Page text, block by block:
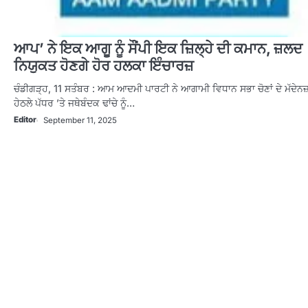
ਆਪ’ ਨੇ ਇਕ ਆਗੂ ਨੂੰ ਸੌਂਪੀ ਇਕ ਜ਼ਿਲ੍ਹੇ ਦੀ ਕਮਾਨ, ਜ਼ਲਦ
ਨਿਯੁਕਤ ਹੋਣਗੇ ਹੋਰ ਹਲਕਾ ਇੰਚਾਰਜ਼
ਚੰਡੀਗੜ੍ਹ, 11 ਸਤੰਬਰ : ਆਮ ਆਦਮੀ ਪਾਰਟੀ ਨੇ ਆਗਾਮੀ ਵਿਧਾਨ ਸਭਾ ਚੋਣਾਂ ਦੇ
ਹੇਠਲੇ ਪੱਧਰ ’ਤੇ ਜਥੇਬੰਦਕ ਢਾਂਚੇ ਨੂੰ…
Editor September 11, 2025